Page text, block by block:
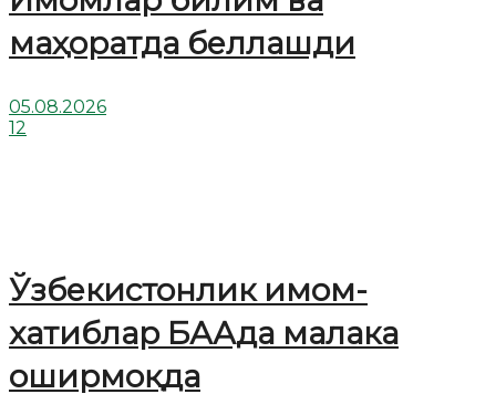
маҳоратда беллашди
05.08.2026
12
Ўзбекистонлик имом-
хатиблар БААда малака
оширмоқда